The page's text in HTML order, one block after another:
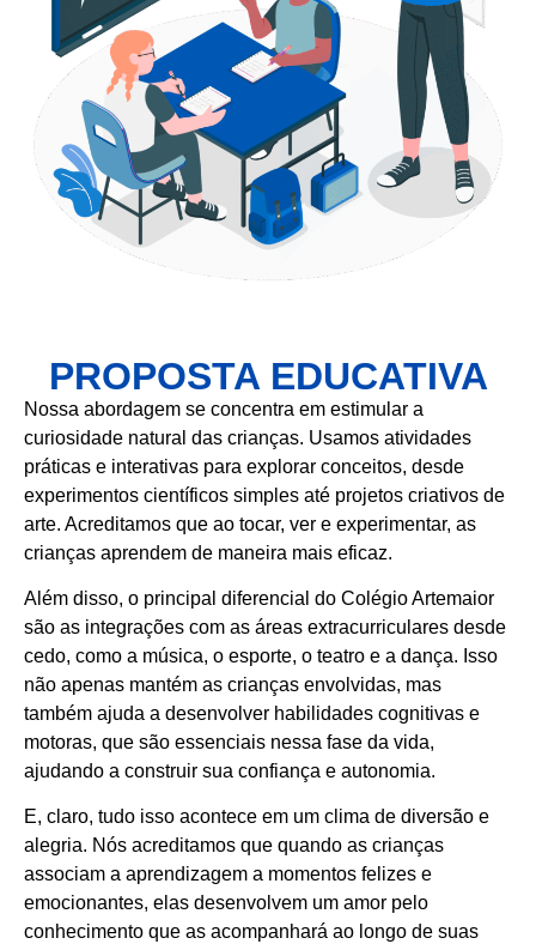
PROPOSTA EDUCATIVA
Nossa abordagem se concentra em estimular a
curiosidade natural das crianças. Usamos atividades
práticas e interativas para explorar conceitos, desde
experimentos científicos simples até projetos criativos de
arte. Acreditamos que ao tocar, ver e experimentar, as
crianças aprendem de maneira mais eficaz.
Além disso, o principal diferencial do Colégio Artemaior
são as integrações com as áreas extracurriculares desde
cedo, como a música, o esporte, o teatro e a dança. Isso
não apenas mantém as crianças envolvidas, mas
também ajuda a desenvolver habilidades cognitivas e
motoras, que são essenciais nessa fase da vida,
ajudando a construir sua confiança e autonomia.
E, claro, tudo isso acontece em um clima de diversão e
alegria. Nós acreditamos que quando as crianças
associam a aprendizagem a momentos felizes e
emocionantes, elas desenvolvem um amor pelo
conhecimento que as acompanhará ao longo de suas